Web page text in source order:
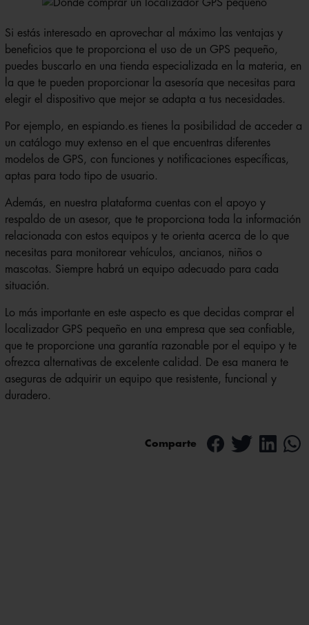
Si estás interesado en aprovechar al máximo las ventajas y
beneficios que te proporciona el uso de un GPS pequeño,
puedes buscarlo en una tienda especializada en la materia, en
la que te pueden proporcionar la asesoría que necesitas para
elegir el dispositivo que mejor se adapta a tus necesidades.
Por ejemplo, en espiando.es tienes la posibilidad de acceder a
un catálogo muy extenso en el que encuentras diferentes
modelos de GPS, con funciones y notificaciones específicas,
aptas para todo tipo de usuario.
Además, en nuestra plataforma cuentas con el apoyo y
respaldo de un asesor, que te proporciona toda la información
relacionada con estos equipos y te orienta acerca de lo que
necesitas para monitorear vehículos, ancianos, niños o
mascotas. Siempre habrá un equipo adecuado para cada
situación.
Lo más importante en este aspecto es que decidas comprar el
localizador GPS pequeño en una empresa que sea confiable,
que te proporcione una garantía razonable por el equipo y te
ofrezca alternativas de excelente calidad. De esa manera te
aseguras de adquirir un equipo que resistente, funcional y
duradero.
Comparte